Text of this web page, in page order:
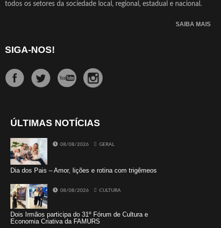
todos os setores da sociedade local, regional, estadual e nacional.
SAIBA MAIS
SIGA-NOS!
ÚLTIMAS NOTÍCIAS
08/08/2026 GERAL
Dia dos Pais – Amor, lições e rotina com trigêmeos
08/08/2026 CULTURA
Dois Irmãos participa do 31º Fórum de Cultura e
Economia Criativa da FAMURS